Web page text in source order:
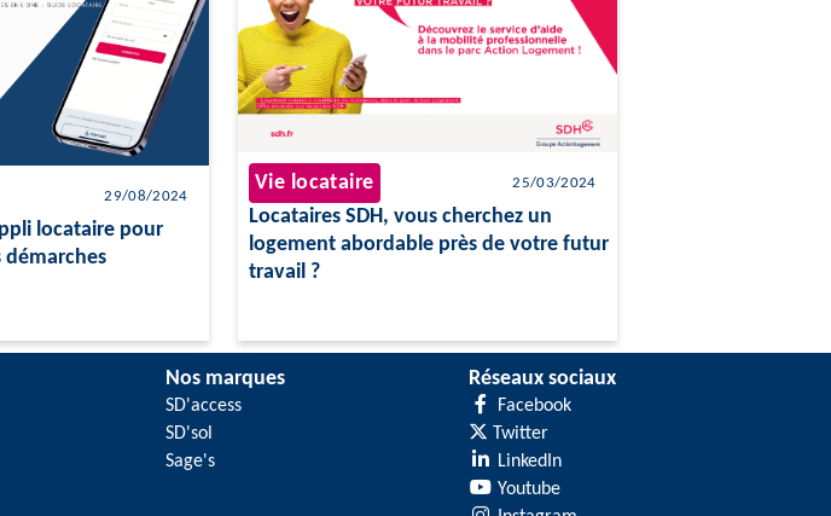
29/08/2024
locataire pour
démarches
Vie locataire 25/03/2024
Locataires SDH, vous cherchez un
logement abordable près de votre futur
travail ?
Nos marques
SD'access
SD'sol
Sage's
Réseaux sociaux
Facebook
Twitter
LinkedIn
Youtube